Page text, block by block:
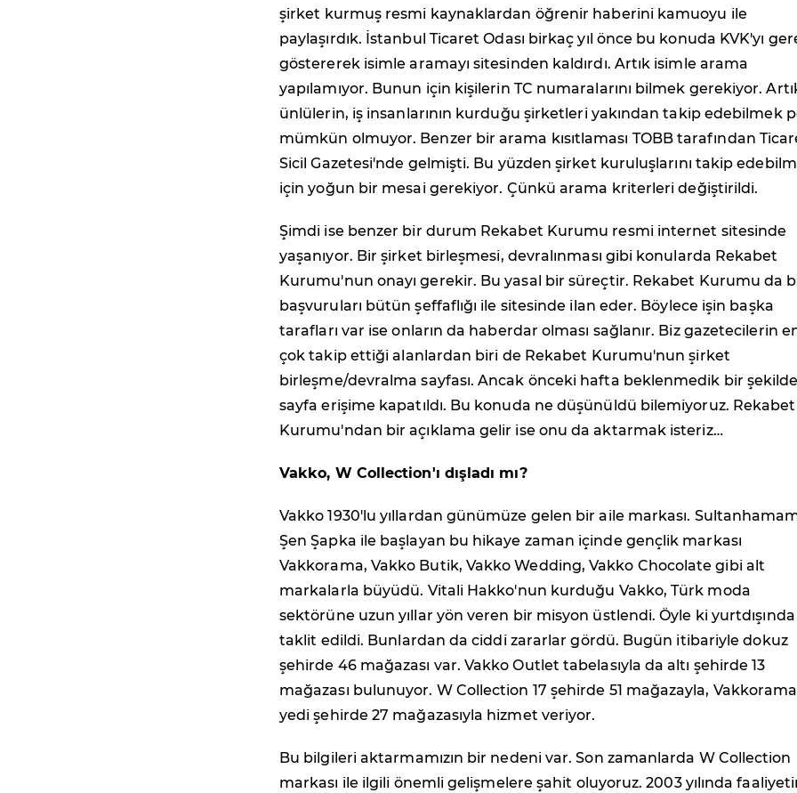
şirket kurmuş resmi kaynaklardan öğrenir haberini kamuoyu ile
paylaşırdık. İstanbul Ticaret Odası birkaç yıl önce bu konuda KVK'yı
göstererek isimle aramayı sitesinden kaldırdı. Artık isimle arama
yapılamıyor. Bunun için kişilerin TC numaralarını bilmek gerekiyor.
ünlülerin, iş insanlarının kurduğu şirketleri yakından takip edebilmek
mümkün olmuyor. Benzer bir arama kısıtlaması TOBB tarafından
Sicil Gazetesi'nde gelmişti. Bu yüzden şirket kuruluşlarını takip
için yoğun bir mesai gerekiyor. Çünkü arama kriterleri değiştirildi.
Şimdi ise benzer bir durum Rekabet Kurumu resmi internet sitesinde
yaşanıyor. Bir şirket birleşmesi, devralınması gibi konularda Rekabet
Kurumu'nun onayı gerekir. Bu yasal bir süreçtir. Rekabet Kurumu da
başvuruları bütün şeffaflığı ile sitesinde ilan eder. Böylece işin başka
tarafları var ise onların da haberdar olması sağlanır. Biz gazetecilerin
çok takip ettiği alanlardan biri de Rekabet Kurumu'nun şirket
birleşme/devralma sayfası. Ancak önceki hafta beklenmedik bir
sayfa erişime kapatıldı. Bu konuda ne düşünüldü bilemiyoruz. Rekabet
Kurumu'ndan bir açıklama gelir ise onu da aktarmak isteriz…
Vakko, W Collection'ı dışladı mı?
Vakko 1930'lu yıllardan günümüze gelen bir aile markası.
Şen Şapka ile başlayan bu hikaye zaman içinde gençlik markası
Vakkorama, Vakko Butik, Vakko Wedding, Vakko Chocolate gibi alt
markalarla büyüdü. Vitali Hakko'nun kurduğu Vakko, Türk moda
sektörüne uzun yıllar yön veren bir misyon üstlendi. Öyle ki yurtdışında
taklit edildi. Bunlardan da ciddi zararlar gördü. Bugün itibariyle dokuz
şehirde 46 mağazası var. Vakko Outlet tabelasıyla da altı şehirde 13
mağazası bulunuyor. W Collection 17 şehirde 51 mağazayla,
yedi şehirde 27 mağazasıyla hizmet veriyor.
Bu bilgileri aktarmamızın bir nedeni var. Son zamanlarda W Collection
markası ile ilgili önemli gelişmelere şahit oluyoruz. 2003 yılında